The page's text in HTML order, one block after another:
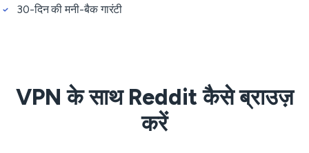
30-दिन की मनी-बैक गारंटी
VPN के साथ Reddit कैसे ब्राउज़
करें